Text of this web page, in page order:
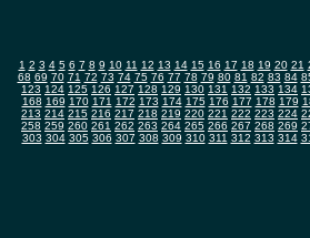
1 2 3 4 5 6 7 8 9 10 11 12 13 14 15 16 17 18 19 20 21
68 69 70 71 72 73 74 75 76 77 78 79 80 81 82 83 84
123 124 125 126 127 128 129 130 131 132 133 134
168 169 170 171 172 173 174 175 176 177 178 179
213 214 215 216 217 218 219 220 221 222 223 224
258 259 260 261 262 263 264 265 266 267 268 269
303 304 305 306 307 308 309 310 311 312 313 314